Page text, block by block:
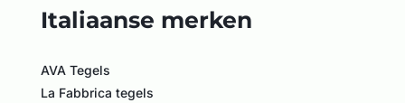
Italiaanse merken
AVA Tegels
La Fabbrica tegels